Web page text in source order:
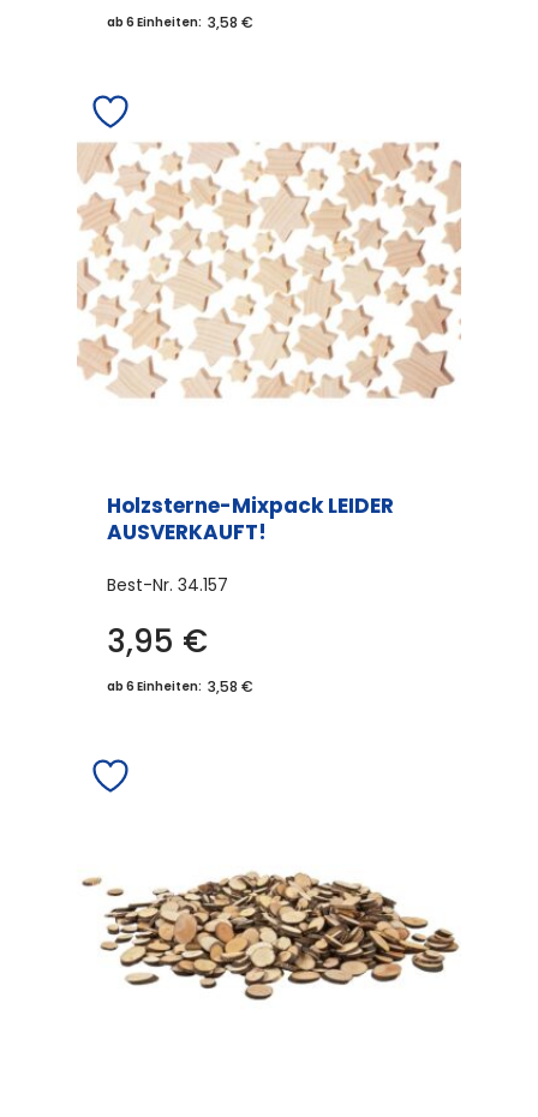
ab 6 Einheiten: 3,58 €
Holzsterne-Mixpack LEIDER
AUSVERKAUFT!
Best-Nr. 34.157
3,95 €
ab 6 Einheiten: 3,58 €